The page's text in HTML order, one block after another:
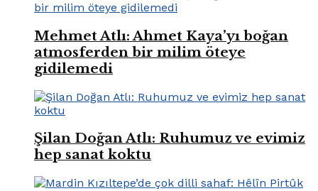
Mehmet Atlı: Ahmet Kaya’yı boğan
atmosferden bir milim öteye
gidilemedi
Şilan Doğan Atlı: Ruhumuz ve evimiz
hep sanat koktu